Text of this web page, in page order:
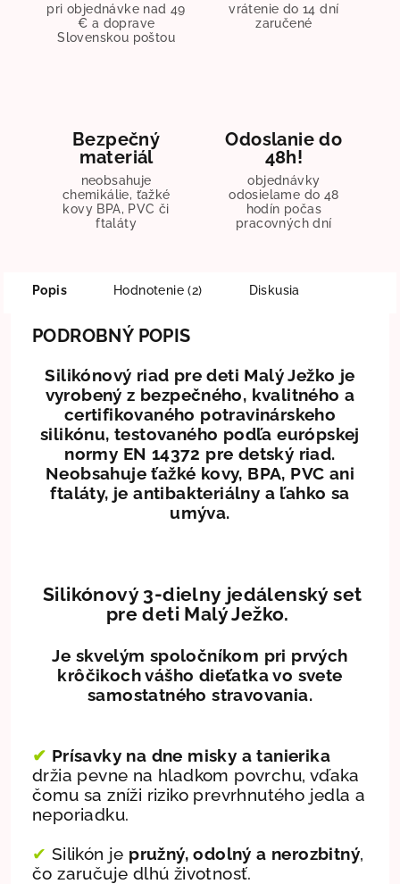
pri objednávke nad 49
€ a doprave
Slovenskou poštou
vrátenie do 14 dní
zaručené
Bezpečný
materiál
neobsahuje
chemikálie, ťažké
kovy BPA, PVC či
ftaláty
Odoslanie do
48h!
objednávky
odosielame do 48
hodín počas
pracovných dní
Popis Hodnotenie (2) Diskusia
PODROBNÝ POPIS
Silikónový riad pre deti Malý Ježko je
vyrobený z bezpečného, kvalitného a
certifikovaného potravinárskeho
silikónu, testovaného podľa európskej
normy EN 14372 pre detský riad.
Neobsahuje ťažké kovy, BPA, PVC ani
ftaláty, je antibakteriálny a ľahko sa
umýva.
Silikónový 3-dielny jedálenský set
pre deti Malý Ježko.
Je skvelým spoločníkom pri prvých
krôčikoch vášho dieťatka vo svete
samostatného stravovania.
✔ Prísavky na dne misky a tanierika
držia pevne na hladkom povrchu, vďaka
čomu sa zníži riziko prevrhnutého jedla a
neporiadku.
✔ Silikón je pružný, odolný a nerozbitný,
čo zaručuje dlhú životnosť.